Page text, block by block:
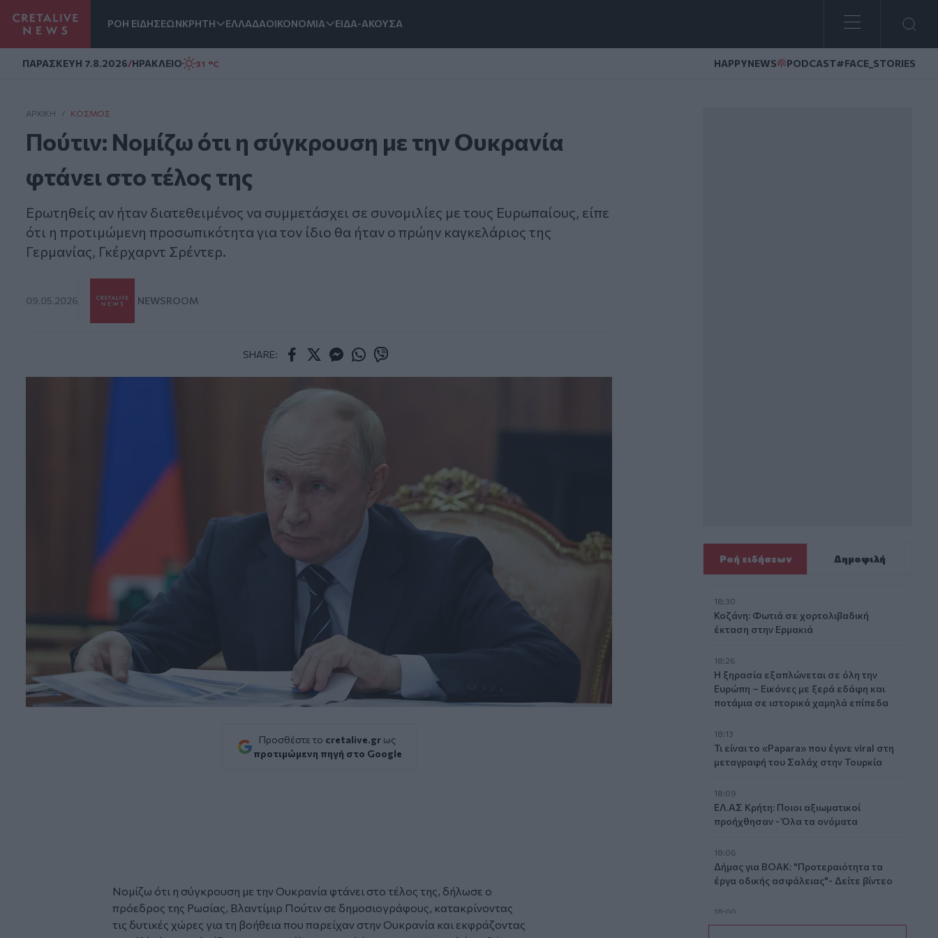
ΡΟΗ ΕΙΔΗΣΕΩΝΚΡΗΤΗ ΕΛΛΑΔΑΟΙΚΟΝΟΜΙΑ ΕΙΔΑ-ΑΚΟΥΣΑ
ΠΑΡΑΣΚΕΥΗ 7.8.2026/ΗΡΑΚΛΕΙΟ 31 °C HAPPYNEWS PODCAST#FACE_STORIES
ΑΡΧΙΚΗ / ΚΌΣΜΟΣ
Πούτιν: Νομίζω ότι η σύγκρουση με την Ουκρανία
φτάνει στο τέλος της
Ερωτηθείς αν ήταν διατεθειμένος να συμμετάσχει σε συνομιλίες με τους Ευρωπαίους, είπε
ότι η προτιμώμενη προσωπικότητα για τον ίδιο θα ήταν ο πρώην καγκελάριος της
Γερμανίας, Γκέρχαρντ Σρέντερ.
09.05.2026 NEWSROOM
SHARE:
Προσθέστε το cretalive.gr ως
προτιμώμενη πηγή στο Google
Νομίζω ότι η σύγκρουση με την Ουκρανία φτάνει στο τέλος της, δήλωσε ο
πρόεδρος της Ρωσίας, Βλαντίμιρ Πούτιν σε δημοσιογράφους, κατακρίνοντας
τις δυτικές χώρες για τη βοήθεια που παρείχαν στην Ουκρανία και εκφράζοντας
Ροή ειδήσεων Δημοφιλή
18:30
Κοζάνη: Φωτιά σε χορτολιβαδική
έκταση στην Ερμακιά
18:26
Η ξηρασία εξαπλώνεται σε όλη την
Ευρώπη – Εικόνες με ξερά εδάφη και
ποτάμια σε ιστορικά χαμηλά επίπεδα
18:13
Τι είναι το «Papara» που έγινε viral στη
μεταγραφή του Σαλάχ στην Τουρκία
18:09
ΕΛ.ΑΣ Κρήτη: Ποιοι αξιωματικοί
προήχθησαν - Όλα τα ονόματα
18:06
Δήμας για ΒΟΑΚ: "Προτεραιότητα τα
έργα οδικής ασφάλειας"- Δείτε βίντεο
18:00
ΚΚΕ: Αποκομμένη από την